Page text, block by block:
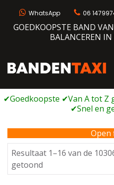
WhatsApp 06
GOEDKOOPSTE BAND
BALANCEREN
Open
Resultaat 1–16 van de
getoond
op